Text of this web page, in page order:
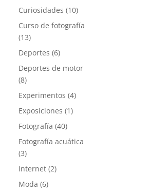
Curiosidades (10)
Curso de fotografía
(13)
Deportes (6)
Deportes de motor
(8)
Experimentos (4)
Exposiciones (1)
Fotografía (40)
Fotografía acuática
(3)
Internet (2)
Moda (6)